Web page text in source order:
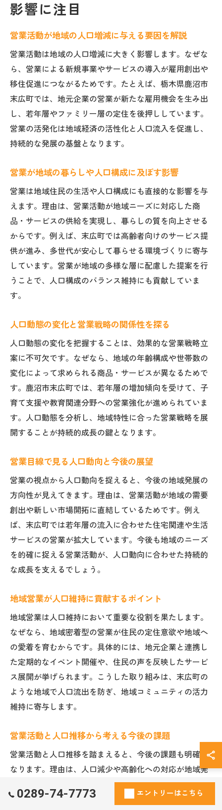
影響に注目
営業活動が地域の人口増減に与える要因を解説
営業活動は地域の人口増減に大きく影響します。なぜな
ら、営業による新規事業やサービスの導入が雇用創出や
移住促進につながるためです。たとえば、栃木県鹿沼市
末広町では、地元企業の営業が新たな雇用機会を生み出
し、若年層やファミリー層の定住を後押ししています。
営業の活発化は地域経済の活性化と人口流入を促進し、
持続的な発展の基盤となります。
営業が地域の暮らしや人口構成に及ぼす影響
営業は地域住民の生活や人口構成にも直接的な影響を与
えます。理由は、営業活動が地域ニーズに対応した商
品・サービスの供給を実現し、暮らしの質を向上させる
からです。例えば、末広町では高齢者向けのサービス提
供が進み、多世代が安心して暮らせる環境づくりに寄与
しています。営業が地域の多様な層に配慮した提案を行
うことで、人口構成のバランス維持にも貢献していま
す。
人口動態の変化と営業戦略の関係性を探る
人口動態の変化を把握することは、効果的な営業戦略立
案に不可欠です。なぜなら、地域の年齢構成や世帯数の
変化によって求められる商品・サービスが異なるためで
す。鹿沼市末広町では、若年層の増加傾向を受けて、子
育て支援や教育関連分野への営業強化が進められていま
す。人口動態を分析し、地域特性に合った営業戦略を展
開することが持続的成長の鍵となります。
営業目線で見る人口動向と今後の展望
営業の視点から人口動向を捉えると、今後の地域発展の
方向性が見えてきます。理由は、営業活動が地域の需要
創出や新しい市場開拓に直結しているためです。例え
ば、末広町では若年層の流入に合わせた住宅関連や生活
サービスの営業が拡大しています。今後も地域のニーズ
を的確に捉える営業活動が、人口動向に合わせた持続的
な成長を支えるでしょう。
地域営業が人口維持に貢献するポイント
地域営業は人口維持において重要な役割を果たします。
なぜなら、地域密着型の営業が住民の定住意欲や地域へ
の愛着を育むからです。具体的には、地元企業と連携し
た定期的なイベント開催や、住民の声を反映したサービ
ス展開が挙げられます。こうした取り組みは、末広町の
ような地域で人口流出を防ぎ、地域コミュニティの活力
維持に寄与します。
営業活動と人口推移から考える今後の課題
営業活動と人口推移を踏まえると、今後の課題も明確に
なります。理由は、人口減少や高齢化への対応が地域発
展の持続性を左右するためです。たとえば、末広町では
高齢者向けサービスの拡充や、若年層の呼び込み策が求
0289-74-7773 エントリーはこちら